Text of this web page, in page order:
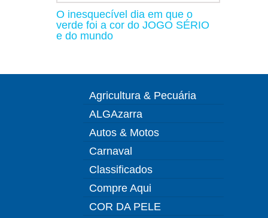
O inesquecível dia em que o
verde foi a cor do JOGO SÉRIO
e do mundo
Agricultura & Pecuária
ALGAzarra
Autos & Motos
Carnaval
Classificados
Compre Aqui
COR DA PELE